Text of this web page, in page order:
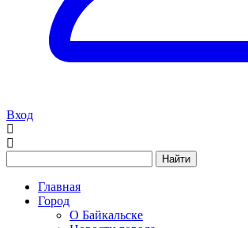
Вход
Найти
Главная
Город
О Байкальске